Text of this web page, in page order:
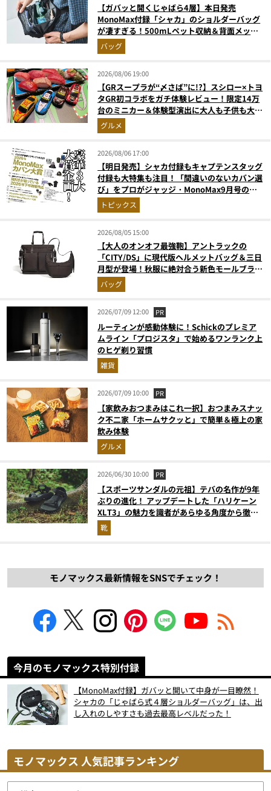
【ガバッと開くじゃばら4層】本日発売
MonoMax付録「シャカ」のショルダーバッグ
が凄すぎる！500mLペット収納＆背面メッシ
ュでベタつかない
バッグ
2026/08/06 19:00
【GRスープラが“〆さば”に!?】スシロー×トヨ
タGR初コラボをガチ体験レビュー！限定14万
台のミニカー＆体験型演出に大人も子供も大興
奮間違いなし
グルメ
2026/08/06 17:00
【明日発売】シャカ付録もキャプテンスタッグ
付録も大特集も注目！「間違いのないカバン選
び」をプロがジャッジ・MonoMax9月号の目
次を公開
トピックス
2026/08/05 15:00
【大人のオンオフ最強鞄】アントラックの
「CITY/DS」に現代版ヘルメットバッグ＆三日
月型が登場！秋服に絶対合う新色モールブラウ
ンが傑作
バッグ
2026/07/09 12:00 PR
ルーティンが感動体験に！Schickのプレミア
ムライン「プロジスタ」で始めるワンランク上
のヒゲ剃り習慣
雑貨
2026/07/09 10:00 PR
【家飲みおつまみはこれ一択】おつまみスナッ
ク不二家「ホームサクッと」で簡単＆極上の家
飲み体験
グルメ
2026/06/30 10:00 PR
【スポーツサンダルの元祖】テバの名作が9年
ぶりの進化！ アップデートした「ハリケーン
XLT3」の魅力を識者があらゆる角度から徹底
解説！
靴
モノマックス最新情報をSNSでチェック！
今月のモノマックス特別付録
【MonoMax付録】ガバッと開いて中身が一目瞭然！
シャカの「じゃばら式４層ショルダーバッグ」は、出
し入れのしやすさも過去最高レベルだった！
モノマックス 人気記事ランキング